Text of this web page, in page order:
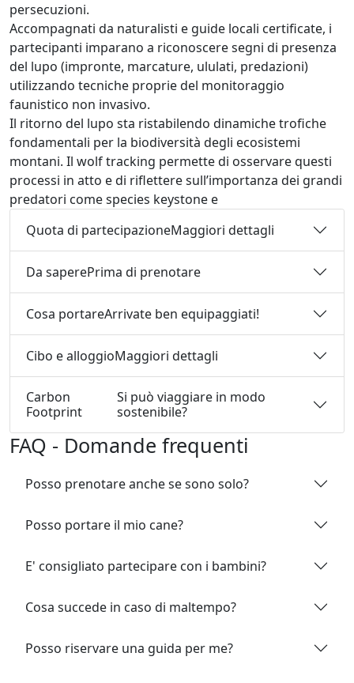
persecuzioni.
Accompagnati da naturalisti e guide locali certificate, i
partecipanti imparano a riconoscere segni di presenza
del lupo (impronte, marcature, ululati, predazioni)
utilizzando tecniche proprie del monitoraggio
faunistico non invasivo.
Il ritorno del lupo sta ristabilendo dinamiche trofiche
fondamentali per la biodiversità degli ecosistemi
montani. Il wolf tracking permette di osservare questi
processi in atto e di riflettere sull’importanza dei grandi
predatori come species keystone e
Quota di partecipazioneMaggiori dettagli
Da saperePrima di prenotare
Cosa portareArrivate ben equipaggiati!
Cibo e alloggioMaggiori dettagli
Carbon
Footprint
Si può viaggiare in modo
sostenibile?
FAQ - Domande frequenti
Posso prenotare anche se sono solo?
Posso portare il mio cane?
E' consigliato partecipare con i bambini?
Cosa succede in caso di maltempo?
Posso riservare una guida per me?